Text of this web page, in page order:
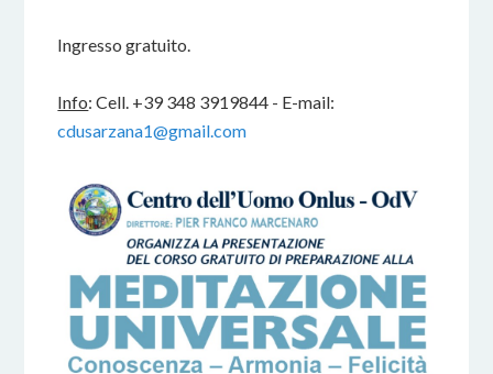
Ingresso gratuito.
Info: Cell. +39 348 3919844 - E-mail:
cdusarzana1@gmail.com